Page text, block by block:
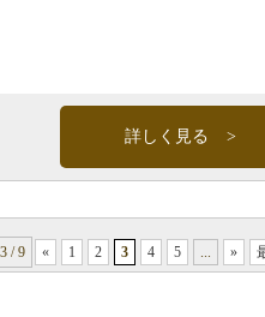
詳しく見る
3 / 9 « 1 2 3 4 5 »